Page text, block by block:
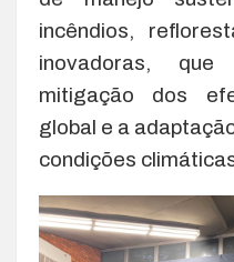
incêndios,
inovadoras,
mitigação dos
global e a
condições